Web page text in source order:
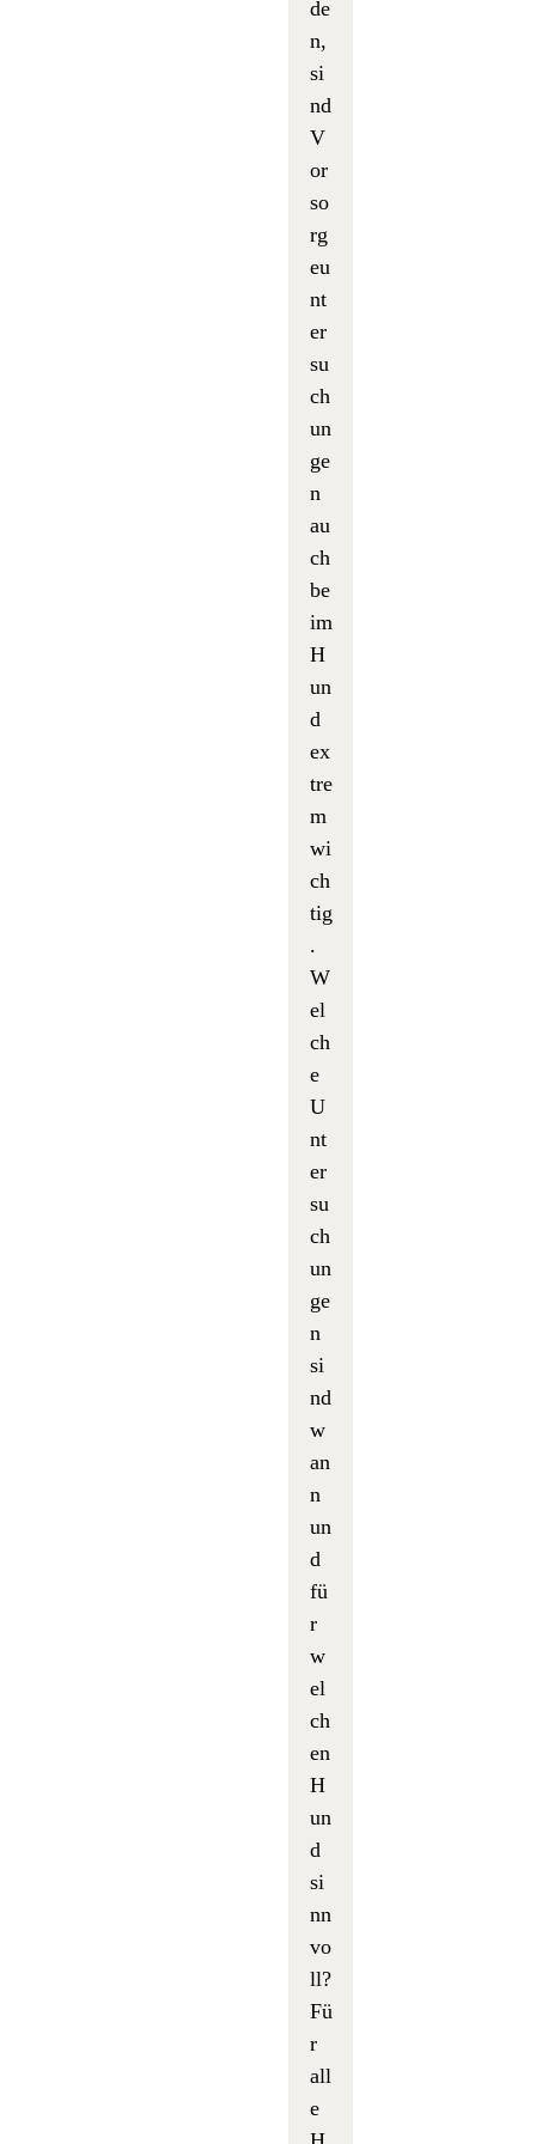
de
n,
si
nd
V
or
so
rg
eu
nt
er
su
ch
un
ge
n
au
ch
be
im
H
un
d
ex
tre
m
wi
ch
tig
.
W
el
ch
e
U
nt
er
su
ch
un
ge
n
si
nd
w
an
n
un
d
fü
r
w
el
ch
en
H
un
d
si
nn
vo
ll?
Fü
r
all
e